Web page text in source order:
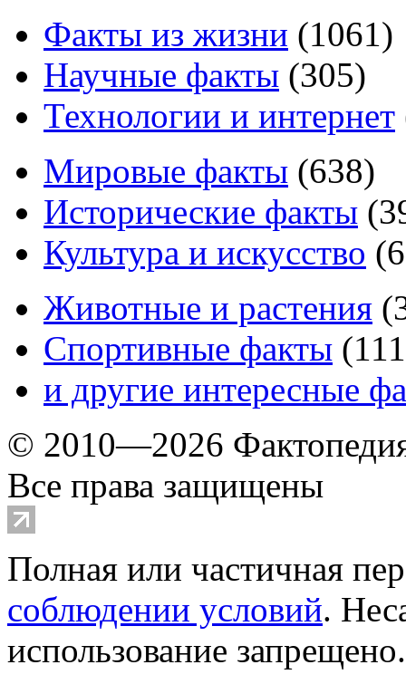
Факты из жизни (1061)
Научные факты (305)
Технологии и интернет
Мировые факты (638)
Исторические факты (
Культура и искусство (
Животные и растения (
Спортивные факты (111
и другие интересные
© 2010—2026
Все права защищены
Полная или частичная
соблюдении условий.
использование